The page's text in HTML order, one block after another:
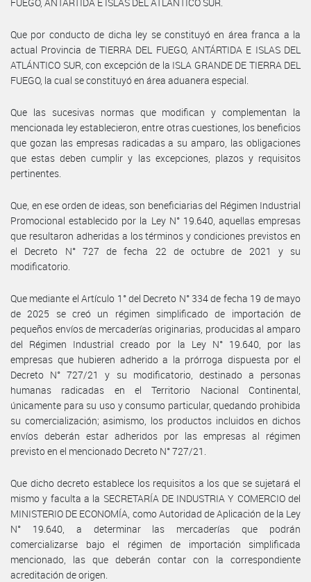
Que por conducto de dicha ley se constituyó en área franca a la
actual Provincia de TIERRA DEL FUEGO, ANTÁRTIDA E ISLAS DEL
ATLÁNTICO SUR, con excepción de la ISLA GRANDE DE TIERRA DEL
FUEGO, la cual se constituyó en área aduanera especial.
Que las sucesivas normas que modifican y complementan la
mencionada ley establecieron, entre otras cuestiones, los beneficios
que gozan las empresas radicadas a su amparo, las obligaciones
que estas deben cumplir y las excepciones, plazos y requisitos
pertinentes.
Que, en ese orden de ideas, son beneficiarias del Régimen Industrial
Promocional establecido por la Ley N° 19.640, aquellas empresas
que resultaron adheridas a los términos y condiciones previstos en
el Decreto N° 727 de fecha 22 de octubre de 2021 y su
modificatorio.
Que mediante el Artículo 1° del Decreto N° 334 de fecha 19 de mayo
de 2025 se creó un régimen simplificado de importación de
pequeños envíos de mercaderías originarias, producidas al amparo
del Régimen Industrial creado por la Ley N° 19.640, por las
empresas que hubieren adherido a la prórroga dispuesta por el
Decreto N° 727/21 y su modificatorio, destinado a personas
humanas radicadas en el Territorio Nacional Continental,
únicamente para su uso y consumo particular, quedando prohibida
su comercialización; asimismo, los productos incluidos en dichos
envíos deberán estar adheridos por las empresas al régimen
previsto en el mencionado Decreto N° 727/21.
Que dicho decreto establece los requisitos a los que se sujetará el
mismo y faculta a la SECRETARÍA DE INDUSTRIA Y COMERCIO del
MINISTERIO DE ECONOMÍA, como Autoridad de Aplicación de la Ley
N° 19.640, a determinar las mercaderías que podrán
comercializarse bajo el régimen de importación simplificada
mencionado, las que deberán contar con la correspondiente
acreditación de origen.